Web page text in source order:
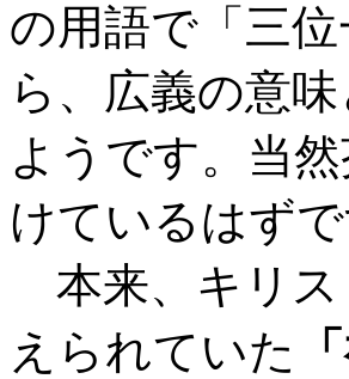
の用語で「三
ら、広義の意
ようです。当
けているはず
本来、キリス
えられていた